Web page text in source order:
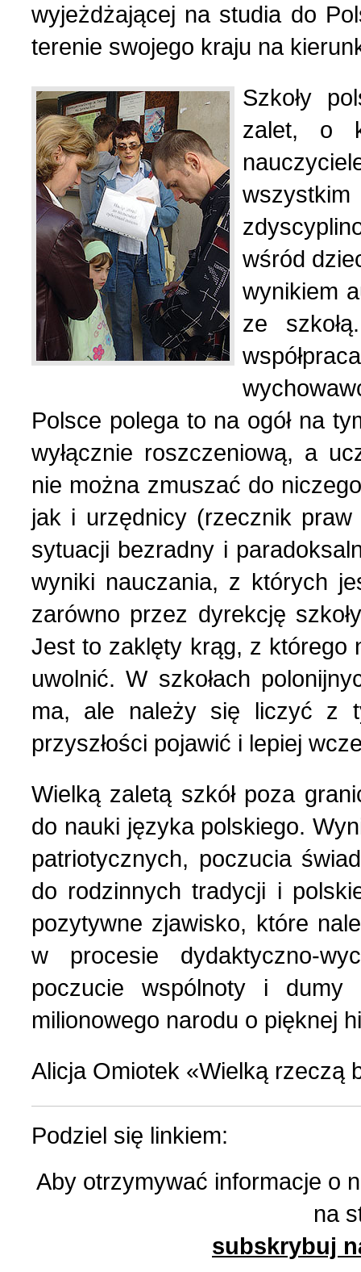
wyjeżdżającej na studia do
terenie swojego kraju na
Szkoły
zalet, o
wśród
wynikiem
ze
Polsce polega to na ogół na
wyłącznie roszczeniową, a
nie można zmuszać do
jak i urzędnicy (rzecznik
sytuacji bezradny i
wyniki nauczania, z których
zarówno przez dyrekcję
Jest to zaklęty krąg, z którego
uwolnić. W szkołach
ma, ale należy się liczyć z
przyszłości pojawić i lepiej
Wielką zaletą szkół poza
do nauki języka polskiego.
patriotycznych, poczucia
do rodzinnych tradycji i
pozytywne zjawisko, które
w procesie dydaktyczno-
poczucie wspólnoty i
milionowego narodu o pięknej
Alicja Omiotek «Wielką rzeczą
Podziel się linkiem:
Aby otrzymywać informacje o
na
subskrybuj